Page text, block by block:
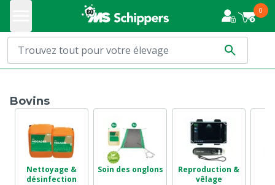
0
Bovins
Nettoyage &
désinfection
Soin des onglons
Reproduction &
vêlage